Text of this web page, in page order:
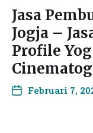
Jasa
Jogja –
Profile
Februari 7,